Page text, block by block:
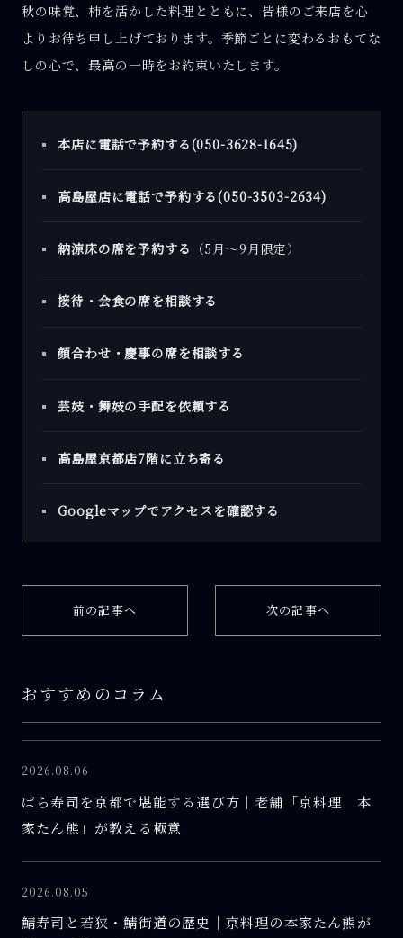
秋の味覚、柿を活かした料理とともに、皆様のご来店を心
よりお待ち申し上げております。季節ごとに変わるおもてな
しの心で、最高の一時をお約束いたします。
本店に電話で予約する(050-3628-1645)
高島屋店に電話で予約する(050-3503-2634)
納涼床の席を予約する （5月〜9月限定）
接待・会食の席を相談する
顔合わせ・慶事の席を相談する
芸妓・舞妓の手配を依頼する
高島屋京都店7階に立ち寄る
Googleマップでアクセスを確認する
前の記事へ 次の記事へ
おすすめのコラム
2026.08.06
ばら寿司を京都で堪能する選び方｜老舗「京料理 本
家たん熊」が教える極意
2026.08.05
鯖寿司と若狭・鯖街道の歴史｜京料理の本家たん熊が